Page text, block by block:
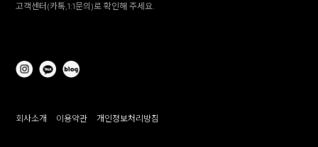
고객센터(카톡,1:1문의)로 확인해 주세요.
회사소개 이용약관 개인정보처리방침